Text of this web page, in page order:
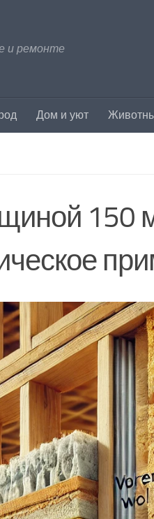
и ремонте
Дом и уют
150